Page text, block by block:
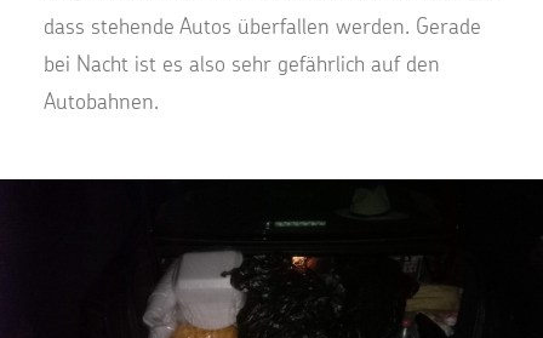
dass stehende Autos überfallen werden. Gerade
bei Nacht ist es also sehr gefährlich auf den
Autobahnen.